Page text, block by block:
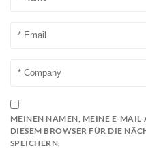
MEINEN NAMEN, MEINE E-MAIL-
DIESEM BROWSER FÜR DIE
SPEICHERN.